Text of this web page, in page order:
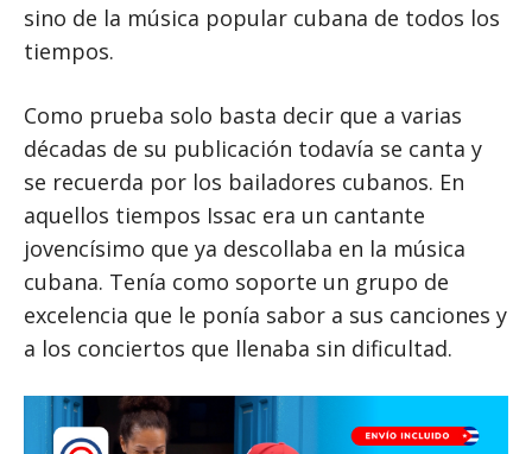
sino de la música popular cubana de todos los
tiempos.
Como prueba solo basta decir que a varias
décadas de su publicación todavía se canta y
se recuerda por los bailadores cubanos. En
aquellos tiempos Issac era un cantante
jovencísimo que ya descollaba en la música
cubana. Tenía como soporte un grupo de
excelencia que le ponía sabor a sus canciones y
a los conciertos que llenaba sin dificultad.